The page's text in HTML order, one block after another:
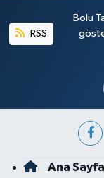
RSS
Bolu
Ana Sayfa